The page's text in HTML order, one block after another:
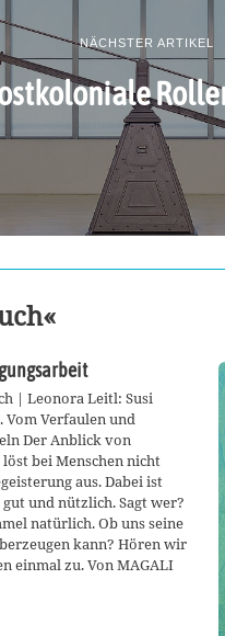
NÄCHSTER ARTIKEL
| Leonora Leitl: Susi
Vom Verfaulen und
Der Anblick von
bei Menschen nicht
aus. Dabei ist
und nützlich. Sagt wer?
natürlich. Ob uns seine
kann? Hören wir
einmal zu. Von MAGALI